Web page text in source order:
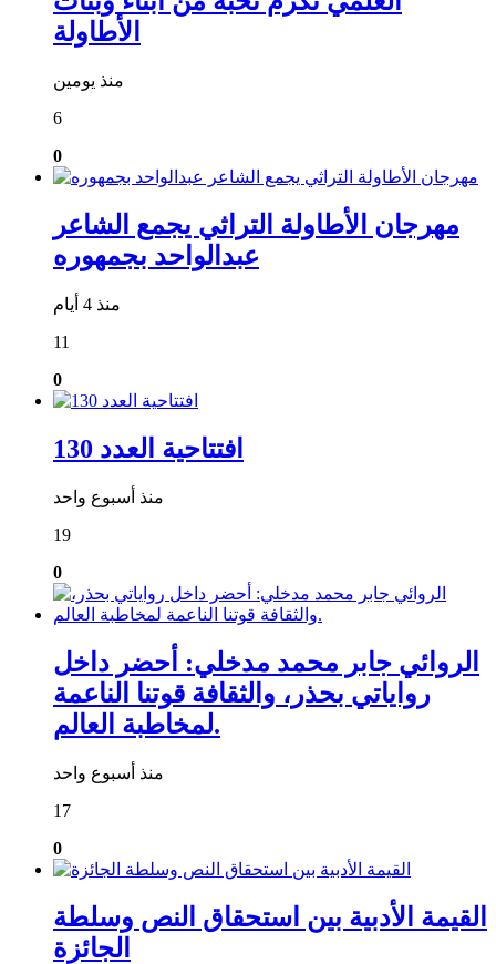
الأطاولة
منذ يومين
6
0
مهرجان الأطاولة التراثي يجمع الشاعر
عبدالواحد بجمهوره
منذ 4 أيام
11
0
افتتاحية العدد 130
منذ أسبوع واحد
19
0
الروائي جابر محمد مدخلي: أحضر داخل
رواياتي بحذر، والثقافة قوتنا الناعمة
لمخاطبة العالم.
منذ أسبوع واحد
17
0
القيمة الأدبية بين استحقاق النص وسلطة
الجائزة